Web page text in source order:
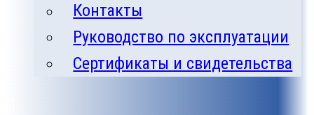
Контакты
Руководство по эксплуатации
Сертификаты и свидетельства